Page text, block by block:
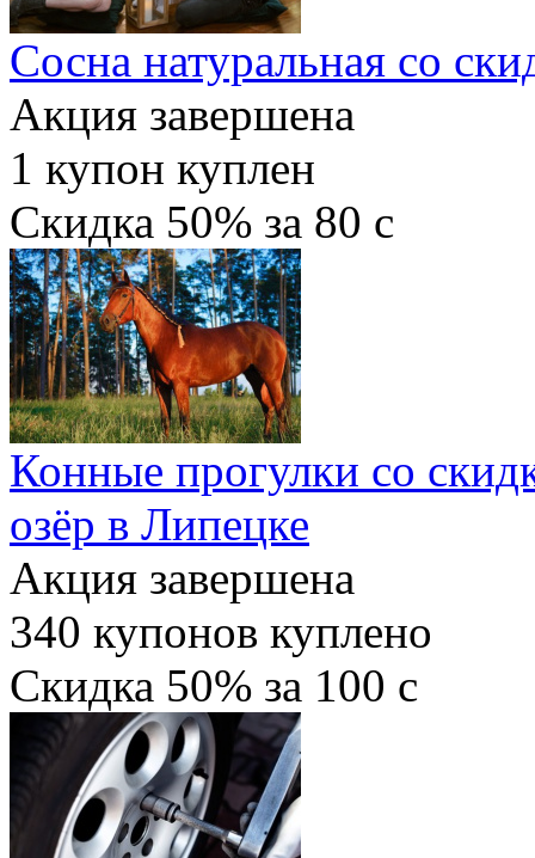
Сосна натуральная со
Акция завершена
1 купон куплен
Скидка 50% за 80 c
Конные прогулки со
озёр в Липецке
Акция завершена
340 купонов куплено
Скидка 50% за 100 c